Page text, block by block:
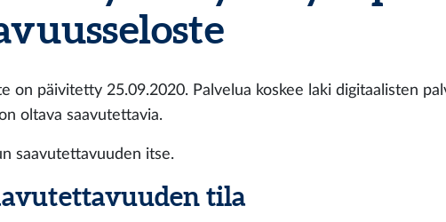
on päivitetty 25.09.2020. Palvelua koskee laki digitaalisten
oltava saavutettavia.
saavutettavuuden itse.
tila